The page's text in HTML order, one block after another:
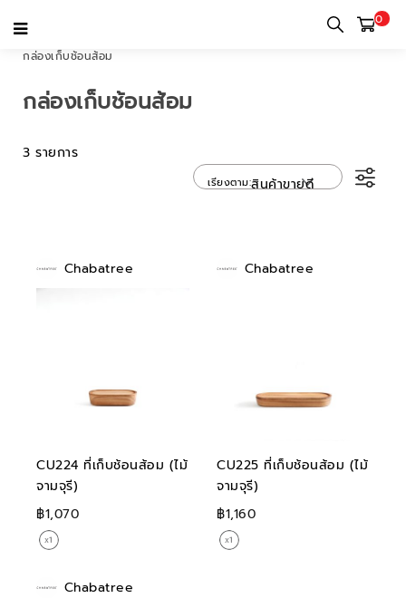
0
หน้าแรก
อุปกรณ์ทานอาหาร
กล่องเก็บช้อนส้อม
กล่องเก็บช้อนส้อม
3 รายการ
เรียงตามสินค้าขายดี
Chabatree
CU224 ที่เก็บช้อนส้อม (ไม้
จามจุรี)
฿1,070
Chabatree
CU225 ที่เก็บช้อนส้อม (ไม้
จามจุรี)
฿1,160
Chabatree